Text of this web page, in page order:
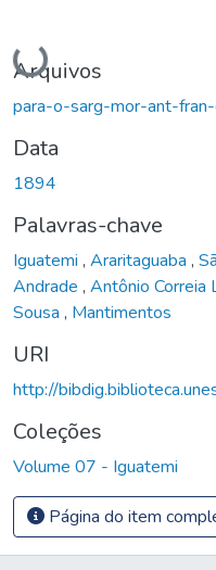
Carregando...
Arquivos
para-o-sarg-mor-ant-
Data
1894
Palavras-chave
Iguatemi , Araritaguaba ,
Andrade , Antônio Correia
Sousa , Mantimentos
URI
http://
Coleções
Volume 07 - Iguatemi
Página do item